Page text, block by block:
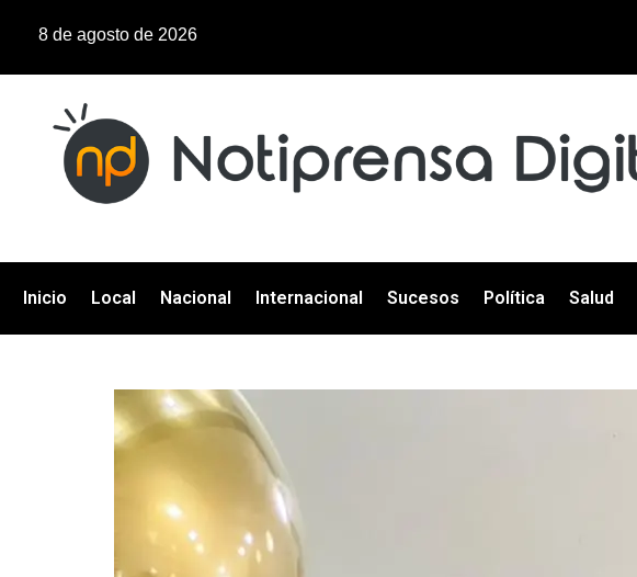
8 de agosto de 2026
Inicio Local Nacional Internacional Sucesos Política Salud